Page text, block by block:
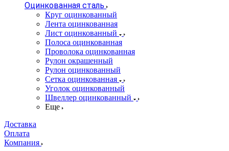
Оцинкованная сталь
Круг оцинкованный
Лента оцинкованная
Лист оцинкованный
Полоса оцинкованная
Проволока оцинкованная
Рулон окрашенный
Рулон оцинкованный
Сетка оцинкованная
Уголок оцинкованный
Швеллер оцинкованный
Еще
Доставка
Оплата
Компания